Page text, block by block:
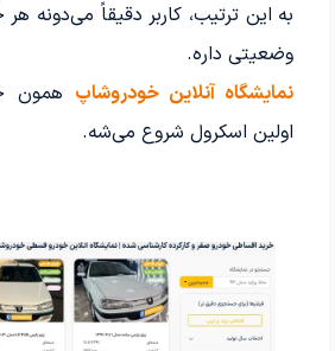
به این ترتیب، کاربر دقیقاً می‌دونه
وضعیتی داره.
نمایشگاه آنلاین خودروشاپ همون
اولین اسکرول شروع می‌شه.